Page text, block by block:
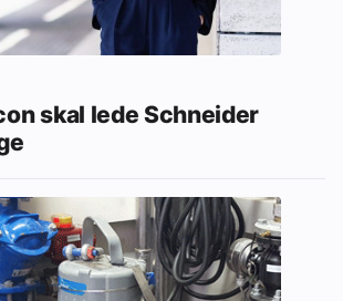
skal lede Schneider